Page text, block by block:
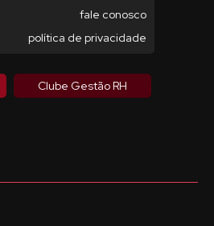
fale conosco
política de privacidade
Clube Gestão RH